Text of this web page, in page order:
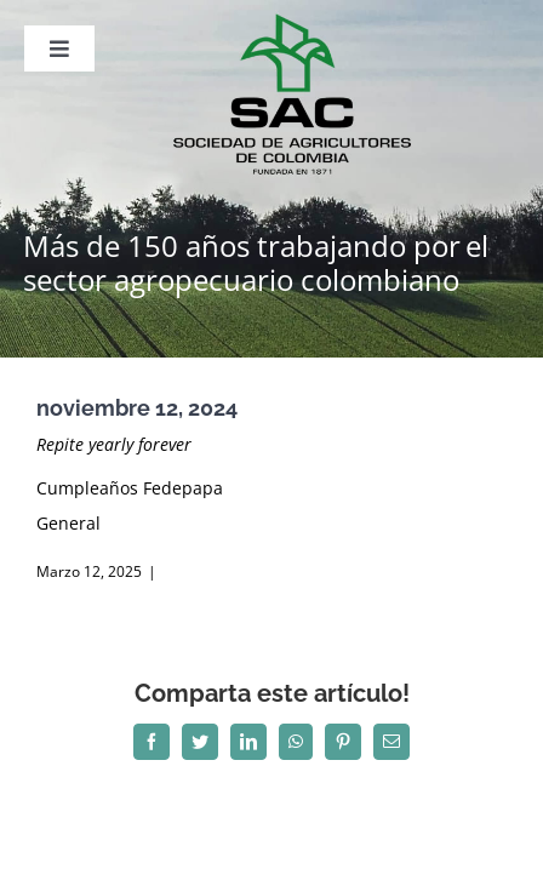
contenido
Toggle
Publicaciones
Sala de Prensa
Eventos
Más de 150 años trabajando porel
sector agropecuario colombiano
noviembre 12, 2024
Repite yearly forever
Cumpleaños Fedepapa
General
Marzo 12, 2025 |
Comparta este artículo!
FacebookTwitterLinkedInWhatsAppPinterestCorreo
electrónico